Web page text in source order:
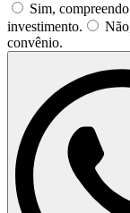
Sim,
investimento.
convênio.